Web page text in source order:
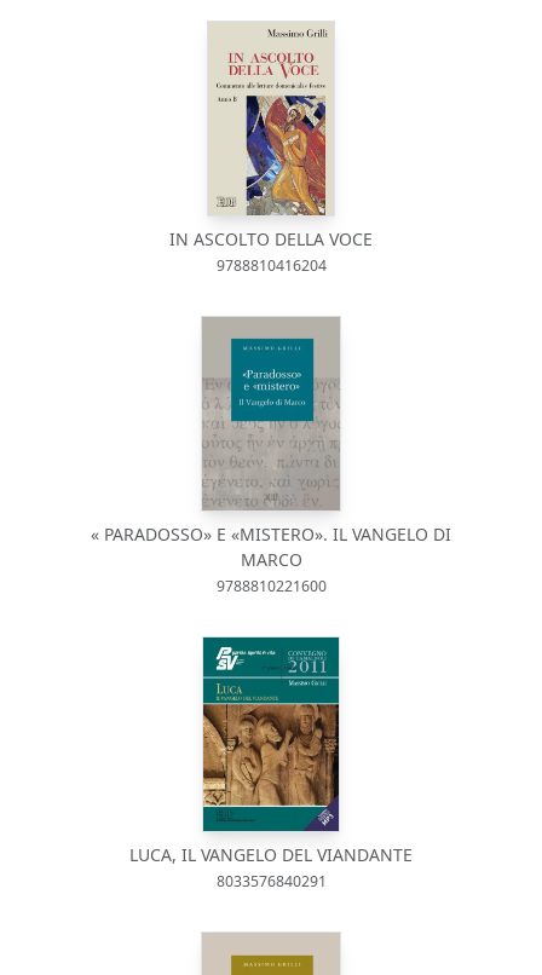
IN ASCOLTO DELLA VOCE
9788810416204
« PARADOSSO» E «MISTERO». IL VANGELO DI
MARCO
9788810221600
LUCA, IL VANGELO DEL VIANDANTE
8033576840291